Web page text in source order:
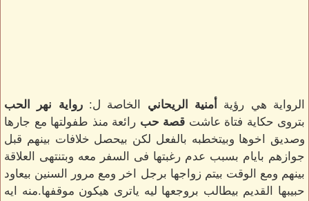
الرواية هي رؤية أمنية الريحاني الخاصة ل:رواية نهر الحب
بتروى حكاية فتاة عاشت قصة حب رائعة منذ طفولتها مع جارها
وصديق اخوها وبيتخطبه بالفعل لكن بيحصل خلافات بينهم قبل
جوازهم بايام بسبب عدم رغبتها فى السفر معه وبتنتهى العلاقة
بينهم ومع الوقت بيتم زواجها برجل اخر ومع مرور السنين بيعاود
حبيبها القديم بيطالب بروجعها ليه ياترى هيكون موقفها.منه ايه